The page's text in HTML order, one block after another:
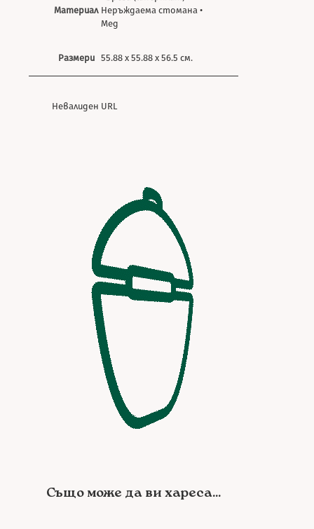
Материал Неръждаема стомана •
Мед
Размери 55.88 х 55.88 х 56.5 см.
Невалиден URL
Също може да ви хареса...